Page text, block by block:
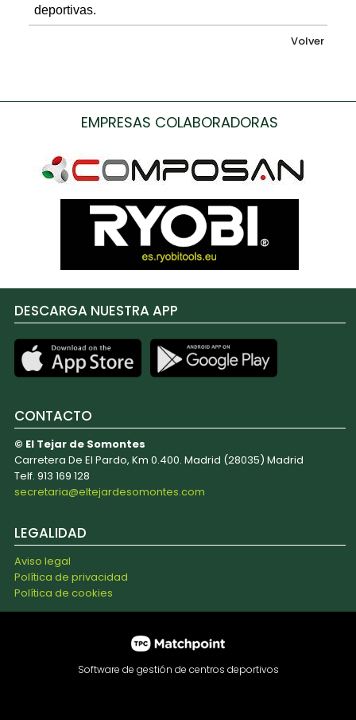
deportivas.
Volver
EMPRESAS COLABORADORAS
DESCARGA NUESTRA APP
CONTACTO
© El Tejar de Somontes
Carretera De El Pardo, Km 0.400. Madrid (28035) Madrid
Telf. 913 169 128
secretaria@eltejardesomontes.com
LEGALIDAD
Aviso legal
Política de privacidad
Política de cookies
Software de gestión de centros deportivos